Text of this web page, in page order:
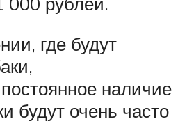
где будут
наличие
будут очень часто